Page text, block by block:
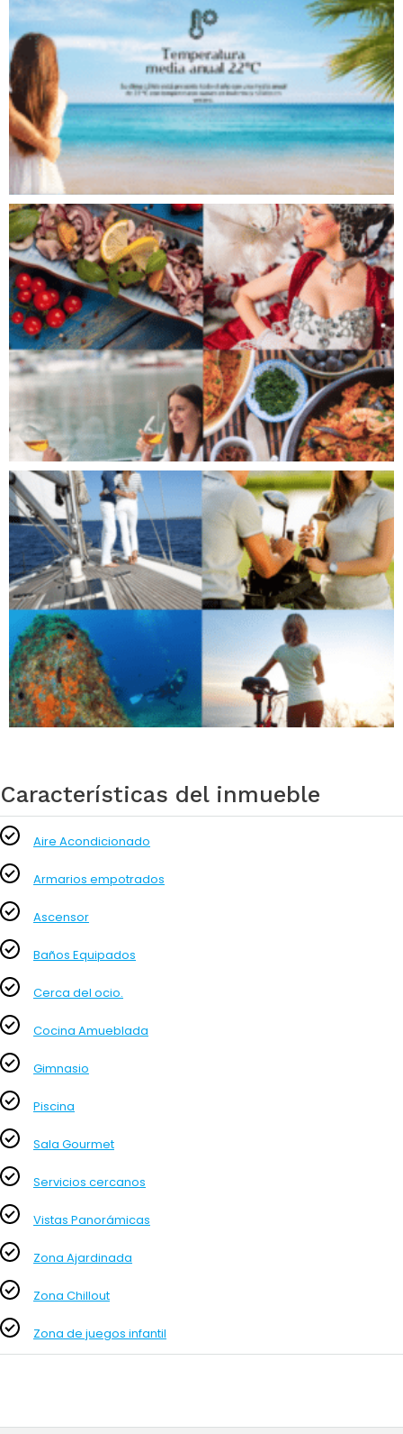
Características del inmueble
Aire Acondicionado
Armarios empotrados
Ascensor
Baños Equipados
Cerca del ocio.
Cocina Amueblada
Gimnasio
Piscina
Sala Gourmet
Servicios cercanos
Vistas Panorámicas
Zona Ajardinada
Zona Chillout
Zona de juegos infantil